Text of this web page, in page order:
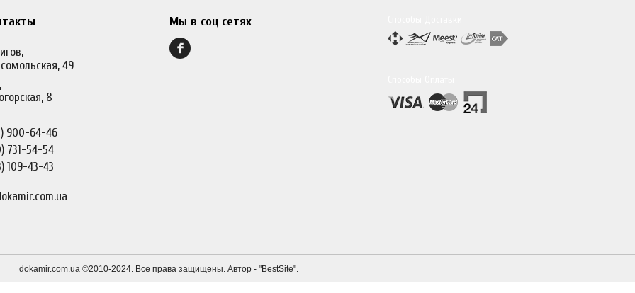
49
8
900-64-46
731-54-54
109-43-43
Мы в соц сетях
dokamir.com.ua ©2010-2024. Все права защищены. Автор - "BestSite".